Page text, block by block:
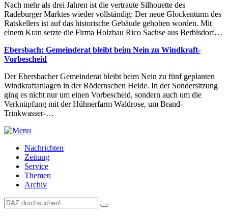
Nach mehr als drei Jahren ist die vertraute Silhouette des
Radeburger Marktes wieder vollständig: Der neue Glockenturm des
Ratskellers ist auf das historische Gebäude gehoben worden. Mit
einem Kran setzte die Firma Holzbau Rico Sachse aus Berbisdorf…
Ebersbach: Gemeinderat bleibt beim Nein zu Windkraft-
Vorbescheid
Der Ebersbacher Gemeinderat bleibt beim Nein zu fünf geplanten
Windkraftanlagen in der Rödernschen Heide. In der Sondersitzung
ging es nicht nur um einen Vorbescheid, sondern auch um die
Verknüpfung mit der Hühnerfarm Waldrose, um Brand-
Trinkwasser-…
Nachrichten
Zeitung
Service
Themen
Archiv